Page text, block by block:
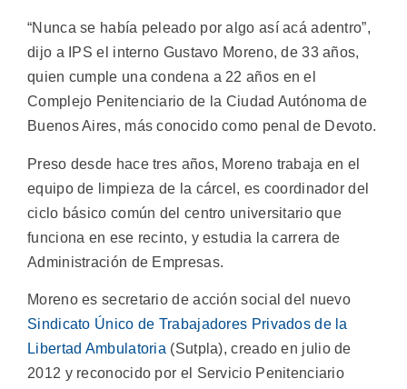
“Nunca se había peleado por algo así acá adentro”,
dijo a IPS el interno Gustavo Moreno, de 33 años,
quien cumple una condena a 22 años en el
Complejo Penitenciario de la Ciudad Autónoma de
Buenos Aires, más conocido como penal de Devoto.
Preso desde hace tres años, Moreno trabaja en el
equipo de limpieza de la cárcel, es coordinador del
ciclo básico común del centro universitario que
funciona en ese recinto, y estudia la carrera de
Administración de Empresas.
Moreno es secretario de acción social del nuevo
Sindicato Único de Trabajadores Privados de la
Libertad Ambulatoria (Sutpla), creado en julio de
2012 y reconocido por el Servicio Penitenciario